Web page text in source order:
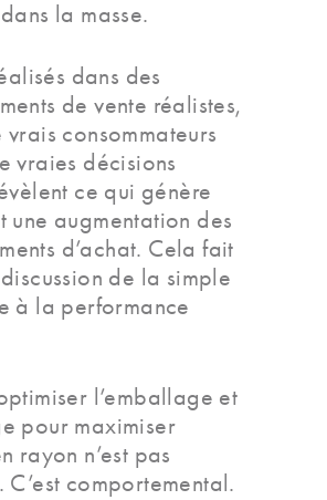
la masse.
dans des
de vente réalistes,
vrais consommateurs
vraies décisions
ce qui génère
une augmentation des
d’achat. Cela fait
de la simple
à la performance
l’emballage et
pour maximiser
rayon n’est pas
comportemental.